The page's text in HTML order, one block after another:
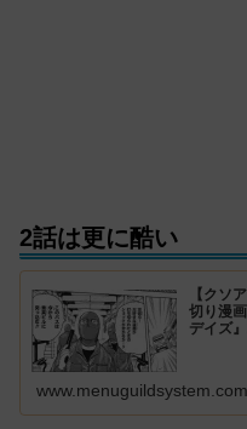
2話は更に酷い
【クソ
切り漫
デイズ
www.menuguildsystem.com